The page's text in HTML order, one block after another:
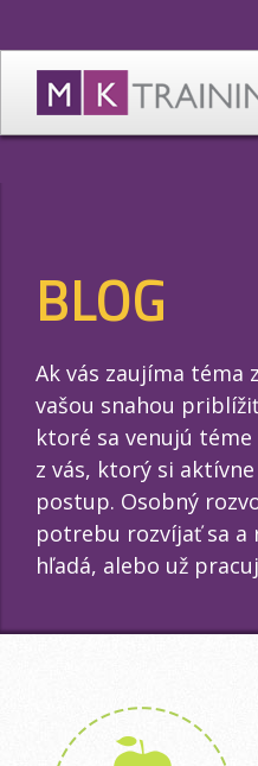
BLOG
Ak vás zaujíma téma
vašou snahou
ktoré sa venujú
z vás, ktorý si
postup. Osobný
potrebu rozvíjať sa a
hľadá, alebo už